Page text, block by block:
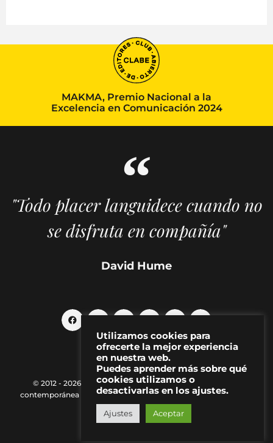
MAKMA, Premio Nacional a la
Excelencia en Comunicación 2024
"Todo placer languidece cuando no
se disfruta en compañía"
David Hume
© 2012 - 2026 MAKMA | Revista de artes visuales y cultura
contemporánea |
Política de Privacidad| Aviso Legal|Contacto
Utilizamos cookies para
ofrecerte la mejor experiencia
en nuestra web.
Puedes aprender más sobre qué
cookies utilizamos o
desactivarlas en los ajustes.
Ajustes Aceptar